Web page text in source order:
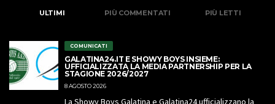
ULTIMI PIÙ COMMENTATI PIÙ LETTI
COMUNICATI
GALATINA24.IT E SHOWY BOYS INSIEME:
UFFICIALIZZATA LA MEDIA PARTNERSHIP PER LA
STAGIONE 2026/2027
8 AGOSTO 2026
La Showy Boys Galatina e Galatina24 ufficializzano la